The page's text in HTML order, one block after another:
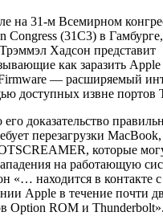
на 31-м Всемирном
Congress (31C3) в Гамбурге,
Хадсон представит
как заразить
— расширяемый
доступных извне портов
доказательство
перезагрузки
которые
на работающую
«… находится в контакте
Apple в течение почти
Option ROM и Thunderbolt».